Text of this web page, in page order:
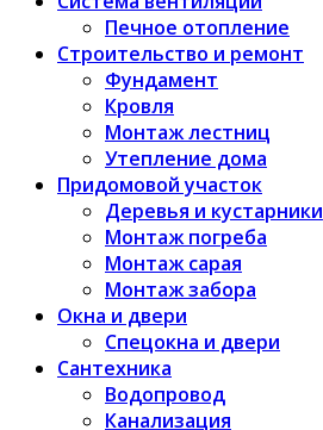
Печное отопление
Строительство и ремонт
Фундамент
Кровля
Монтаж лестниц
Утепление дома
Придомовой участок
Деревья и кустарники
Монтаж погреба
Монтаж сарая
Монтаж забора
Окна и двери
Спецокна и двери
Сантехника
Водопровод
Канализация